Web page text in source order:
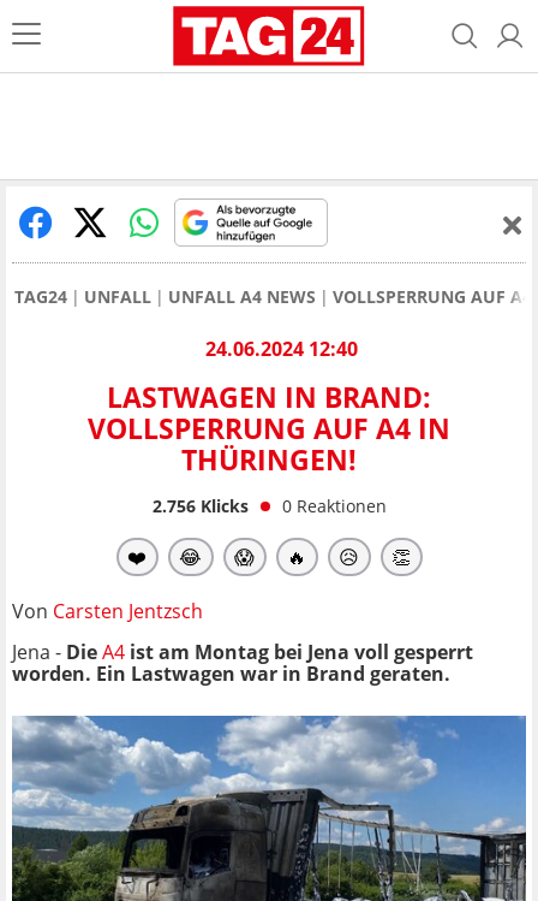
TAG24 UNFALL UNFALL A4 NEWS VOLLSPERRUNG AUF
24.06.2024 12:40
LASTWAGEN IN BRAND:
VOLLSPERRUNG AUF A4 IN
THÜRINGEN!
2.756Klicks 0 Reaktionen
❤️ 😂 😱 🔥 😥 👏
Von Carsten Jentzsch
Jena - DieA4 ist am Montag bei Jena voll gesperrt
worden. Ein Lastwagen war in Brand geraten.